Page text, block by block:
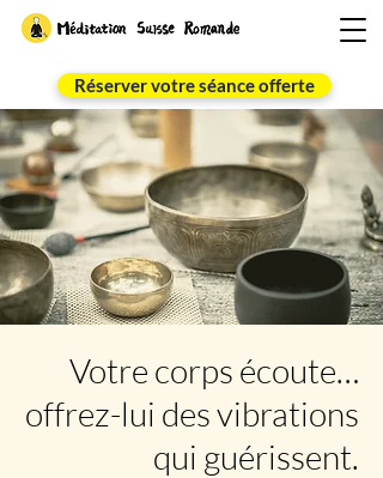
Réserver votre séance offerte
Votre corps écoute…
offrez-lui des vibrations
qui guérissent.